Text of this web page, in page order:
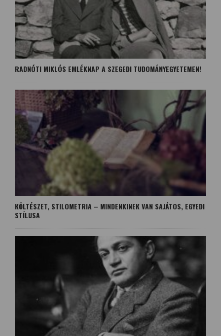
RADNÓTI MIKLÓS EMLÉKNAP A SZEGEDI TUDOMÁNYEGYETEMEN!
KÖLTÉSZET, STILOMETRIA – MINDENKINEK VAN SAJÁTOS, EGYEDI
STÍLUSA